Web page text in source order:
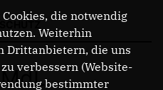
die notwendig
Weiterhin
Drittanbietern, die uns
verbessern (Website-
bestimmter